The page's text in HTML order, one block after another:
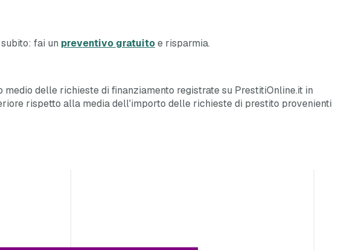
fai un preventivo gratuitoe risparmia.
delle richieste di finanziamento registrate su PrestitiOnline.it in
rispetto alla media dell'importo delle richieste di prestito provenienti